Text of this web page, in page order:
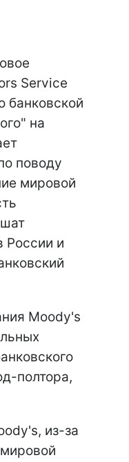
Service
банковской
на
поводу
мировой
России и
Moody's
полтора,
из-за